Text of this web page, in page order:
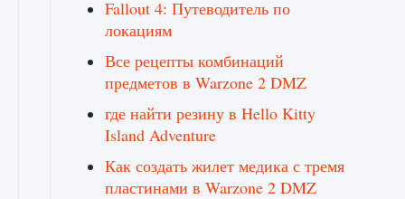
Fallout 4: Путеводитель по
локациям
Все рецепты комбинаций
предметов в Warzone 2 DMZ
где найти резину в Hello Kitty
Island Adventure
Как создать жилет медика с тремя
пластинами в Warzone 2 DMZ